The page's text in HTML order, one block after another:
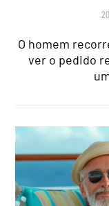
O homem
ver o pedido